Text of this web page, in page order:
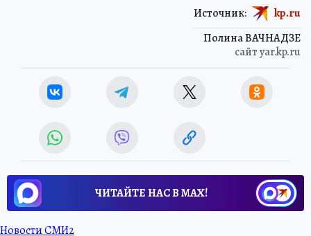
Полина ВАЧНАДЗЕ
сайт yar.kp.ru
Источник: kp.ru
ЧИТАЙТЕ НАС В МАХ!
Новости СМИ2